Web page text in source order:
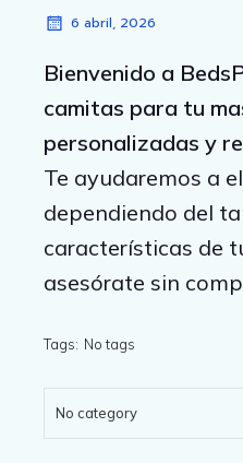
6 abril, 2026
Bienvenido a
camitas para tu
personalizadas y
Te ayudaremos a
dependiendo del
características de
asesórate sin
Tags: No tags
No category